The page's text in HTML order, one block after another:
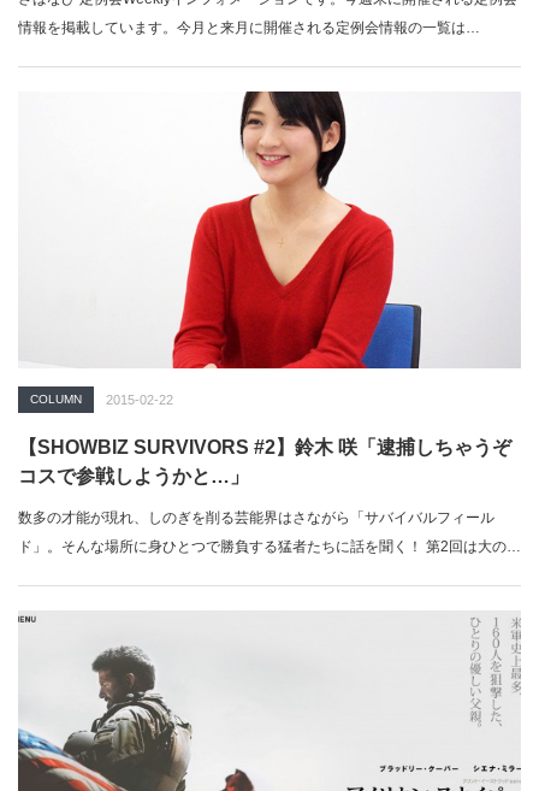
情報を掲載しています。今月と来月に開催される定例会情報の一覧は…
COLUMN 2015-02-22
【SHOWBIZ SURVIVORS #2】鈴木 咲「逮捕しちゃうぞ
コスで参戦しようかと…」
数多の才能が現れ、しのぎを削る芸能界はさながら「サバイバルフィール
ド」。そんな場所に身ひとつで勝負する猛者たちに話を聞く！ 第2回は大のサ